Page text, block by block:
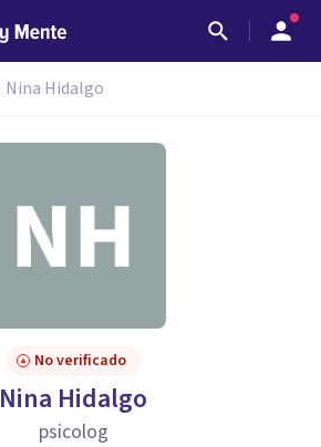
Nina Hidalgo
No verificado
Nina Hidalgo
psicolog